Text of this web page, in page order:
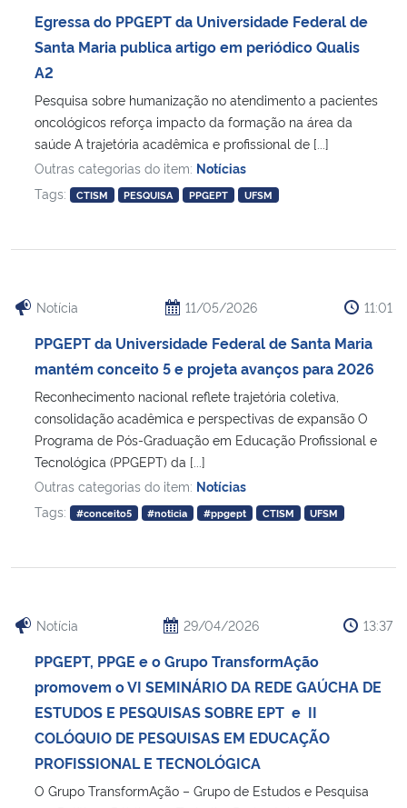
Egressa do PPGEPT da Universidade Federal de
Santa Maria publica artigo em periódico Qualis
A2
Pesquisa sobre humanização no atendimento a pacientes
oncológicos reforça impacto da formação na área da
saúde A trajetória acadêmica e profissional de [...]
Outras categorias do item: Notícias
Tags:
CTISM PESQUISA PPGEPT UFSM
Notícia 11/05/2026 11:01
PPGEPT da Universidade Federal de Santa Maria
mantém conceito 5 e projeta avanços para 2026
Reconhecimento nacional reflete trajetória coletiva,
consolidação acadêmica e perspectivas de expansão O
Programa de Pós-Graduação em Educação Profissional e
Tecnológica (PPGEPT) da [...]
Outras categorias do item: Notícias
Tags:
#conceito5 #noticia #ppgept CTISM UFSM
Notícia 29/04/2026 13:37
PPGEPT, PPGE e o Grupo TransformAção
promovem o VI SEMINÁRIO DA REDE GAÚCHA DE
ESTUDOS E PESQUISAS SOBRE EPT e II
COLÓQUIO DE PESQUISAS EM EDUCAÇÃO
PROFISSIONAL E TECNOLÓGICA
O Grupo TransformAção – Grupo de Estudos e Pesquisa